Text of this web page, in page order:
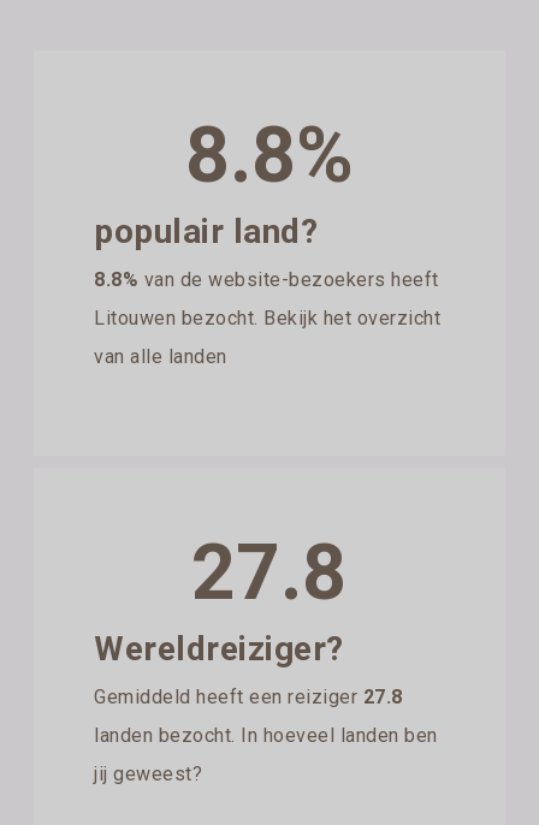
8.8%
populair land?
8.8% van de website-bezoekers heeft
Litouwen bezocht. Bekijk het overzicht
van alle landen
27.8
Wereldreiziger?
Gemiddeld heeft een reiziger 27.8
landen bezocht. In hoeveel landen ben
jij geweest?